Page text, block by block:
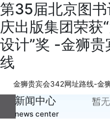
第35届北京图
庆出版集团荣获
设计”奖 -金狮
线
金狮贵宾会342网址路线-金
新闻中心
news center